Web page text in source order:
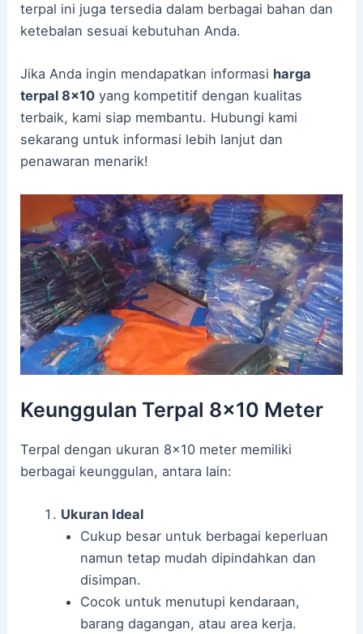
terpal ini juga tersedia dalam berbagai bahan dan
ketebalan sesuai kebutuhan Anda.
Jika Anda ingin mendapatkan informasi harga
terpal 8×10 yang kompetitif dengan kualitas
terbaik, kami siap membantu. Hubungi kami
sekarang untuk informasi lebih lanjut dan
penawaran menarik!
Keunggulan Terpal 8×10 Meter
Terpal dengan ukuran 8×10 meter memiliki
berbagai keunggulan, antara lain:
Ukuran Ideal
Cukup besar untuk berbagai keperluan
namun tetap mudah dipindahkan dan
disimpan.
Cocok untuk menutupi kendaraan,
barang dagangan, atau area kerja.